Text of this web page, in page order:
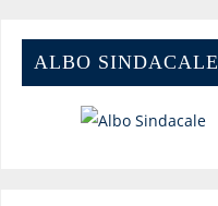
ALBO SINDACALE